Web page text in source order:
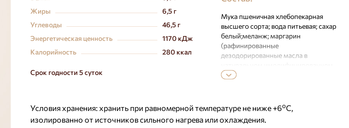
Жиры
6,5 г
Углеводы
46,5 г
Энергетическая ценность
1170 кДж
Калорийность
280 ккал
Срок годности 5 суток
Мука пшеничная хлебопекарная
высшего сорта; вода питьевая; сахар
белый;меланж; маргарин
(рафинированные
дезодорированные масла в
натуральном имодифицированном
виде (пальмовое масло и его
соевый лецитин), соль пищевая,
ароматизатор «Сливки-молоко»,
краситель Е160a, регулятор
Условия хранения: хранить при равномерной температуре не ниже +6оС,
изолированно от источников сильного нагрева или охлаждения.